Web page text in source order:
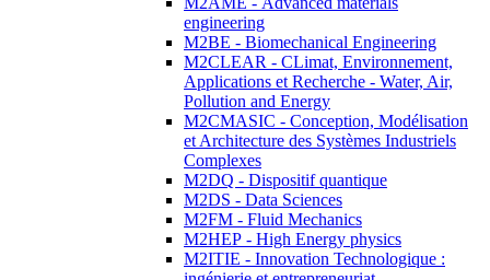
engineering
M2BE - Biomechanical Engineering
M2CLEAR - CLimat, Environnement,
Applications et Recherche - Water, Air,
Pollution and Energy
M2CMASIC - Conception, Modélisation
et Architecture des Systèmes Industriels
Complexes
M2DQ - Dispositif quantique
M2DS - Data Sciences
M2FM - Fluid Mechanics
M2HEP - High Energy physics
M2ITIE - Innovation Technologique :